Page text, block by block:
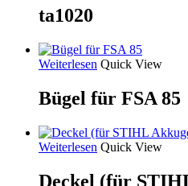
ta1020
Weiterlesen Quick View
Bügel für FSA 85
Weiterlesen Quick View
Deckel (für